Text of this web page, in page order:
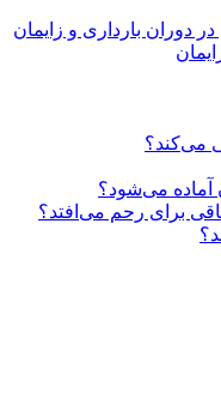
بارداری و زایمان
می‌شود؟
رحم می‌افتد؟